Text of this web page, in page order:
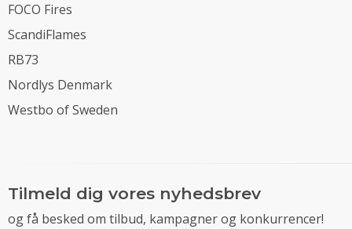
FOCO Fires
ScandiFlames
RB73
Nordlys Denmark
Westbo of Sweden
Tilmeld dig vores nyhedsbrev
og få besked om tilbud, kampagner og konkurrencer!